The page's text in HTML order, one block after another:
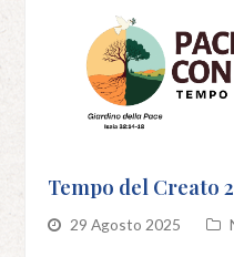
29 Agosto 2025
SCOPRI DI PIÙ
Tempo del Creato
29 Agosto 2025